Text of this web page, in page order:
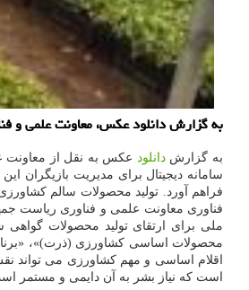
به گزارش دانلود عکس، معاونت علمی و
به گزارشدانلود عکس به نقل از معاونت
سامانه دیجیتال برای مدیریت بازیگران
فراهم آورد. تولید محصولات سالم
ملی برای ارتقای تولید محصولات
محصولات اساسی کشاورزی (ذرت)»،
اقلام اساسی و مهم کشاورزی می تواند
است که نیاز بشر به آن دایمی و مستمر